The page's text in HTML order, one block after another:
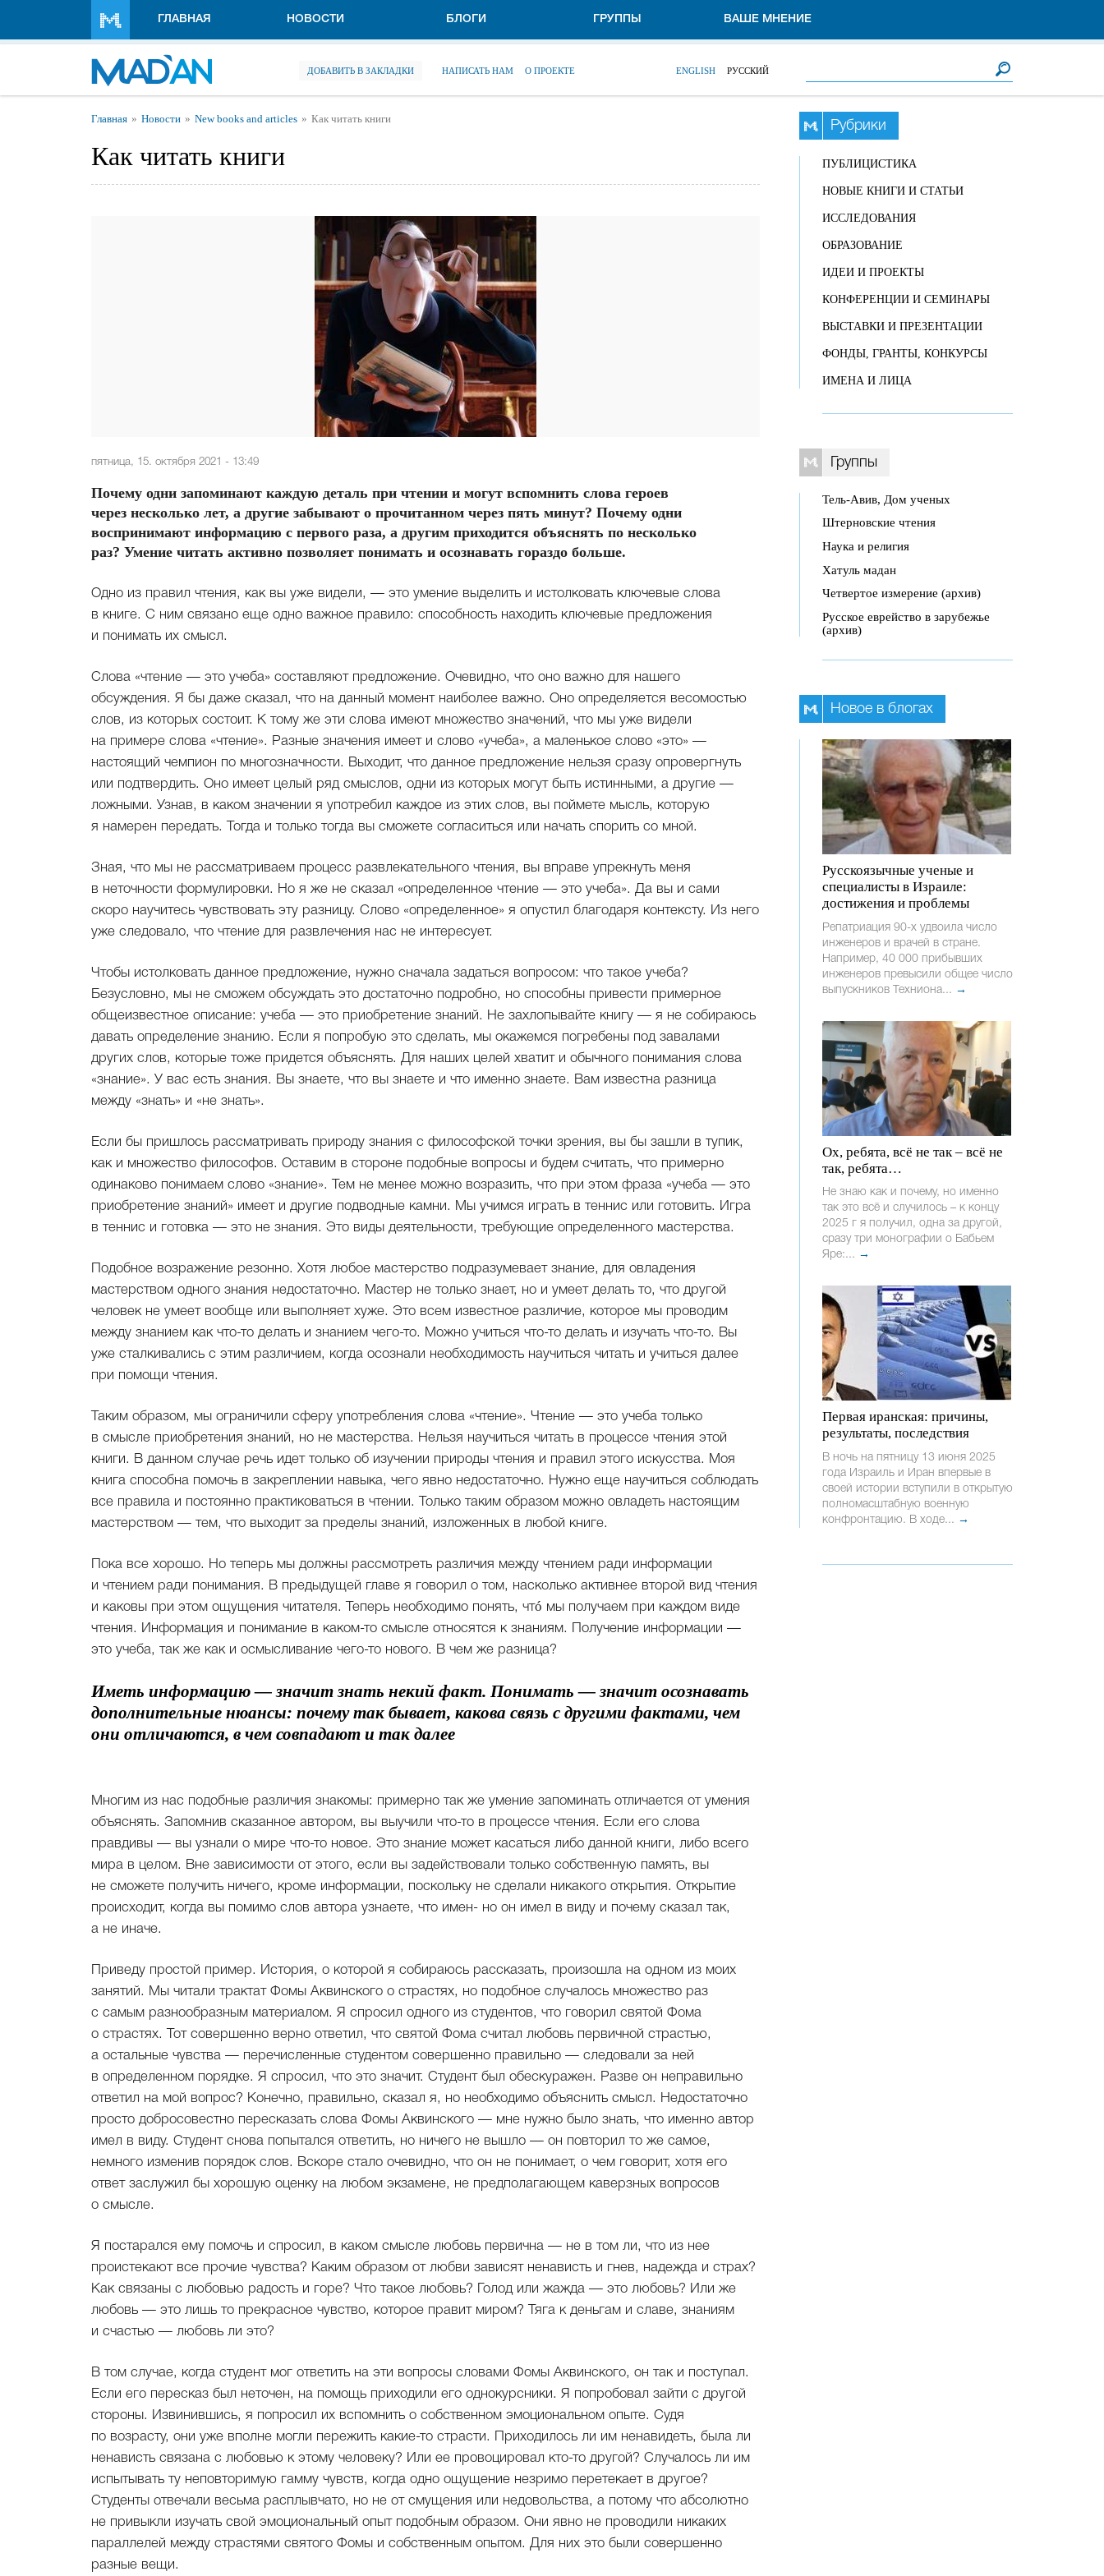
ГЛАВНАЯ НОВОСТИ БЛОГИ ГРУППЫ ВАШЕ МНЕНИЕ
ДОБАВИТЬ В ЗАКЛАДКИ НАПИСАТЬ НАМ О ПРОЕКТЕ ENGLISH РУССКИЙ
Вы здесь
Главная Новости New books and articles Как читать книги
Как читать книги
пятница, 15. октября 2021 - 13:49
Почему одни запоминают каждую деталь при чтении и могут вспомнить слова героев
через несколько лет, а другие забывают о прочитанном через пять минут? Почему одни
воспринимают информацию с первого раза, а другим приходится объяснять по несколько
раз? Умение читать активно позволяет понимать и осознавать гораздо больше.
Одно из правил чтения, как вы уже видели, — это умение выделить и истолковать ключевые слова
в книге. С ним связано еще одно важное правило: способность находить ключевые предложения
и понимать их смысл.
Слова «чтение — это учеба» составляют предложение. Очевидно, что оно важно для нашего
обсуждения. Я бы даже сказал, что на данный момент наиболее важно. Оно определяется весомостью
слов, из которых состоит. К тому же эти слова имеют множество значений, что мы уже видели
на примере слова «чтение». Разные значения имеет и слово «учеба», а маленькое слово «это» —
настоящий чемпион по многозначности. Выходит, что данное предложение нельзя сразу опровергнуть
или подтвердить. Оно имеет целый ряд смыслов, одни из которых могут быть истинными, а другие —
ложными. Узнав, в каком значении я употребил каждое из этих слов, вы поймете мысль, которую
я намерен передать. Тогда и только тогда вы сможете согласиться или начать спорить со мной.
Зная, что мы не рассматриваем процесс развлекательного чтения, вы вправе упрекнуть меня
в неточности формулировки. Но я же не сказал «определенное чтение — это учеба». Да вы и сами
скоро научитесь чувствовать эту разницу. Слово «определенное» я опустил благодаря контексту. Из него
уже следовало, что чтение для развлечения нас не интересует.
Чтобы истолковать данное предложение, нужно сначала задаться вопросом: что такое учеба?
Безусловно, мы не сможем обсуждать это достаточно подробно, но способны привести примерное
общеизвестное описание: учеба — это приобретение знаний. Не захлопывайте книгу — я не собираюсь
давать определение знанию. Если я попробую это сделать, мы окажемся погребены под завалами
других слов, которые тоже придется объяснять. Для наших целей хватит и обычного понимания слова
«знание». У вас есть знания. Вы знаете, что вы знаете и чтo именно знаете. Вам известна разница
между «знать» и «не знать».
Если бы пришлось рассматривать природу знания с философской точки зрения, вы бы зашли в тупик,
как и множество философов. Оставим в стороне подобные вопросы и будем считать, что примерно
одинаково понимаем слово «знание». Тем не менее можно возразить, что при этом фраза «учеба — это
приобретение знаний» имеет и другие подводные камни. Мы учимся играть в теннис или готовить. Игра
в теннис и готовка — это не знания. Это виды деятельности, требующие определенного мастерства.
Подобное возражение резонно. Хотя любое мастерство подразумевает знание, для овладения
мастерством одного знания недостаточно. Мастер не только знает, но и умеет делать то, что другой
человек не умеет вообще или выполняет хуже. Это всем известное различие, которое мы проводим
между знанием как что-то делать и знанием чего-то. Можно учиться что-то делать и изучать что-то. Вы
уже сталкивались с этим различием, когда осознали необходимость научиться читать и учиться далее
при помощи чтения.
Таким образом, мы ограничили сферу употребления слова «чтение». Чтение — это учеба только
в смысле приобретения знаний, но не мастерства. Нельзя научиться читать в процессе чтения этой
книги. В данном случае речь идет только об изучении природы чтения и правил этого искусства. Моя
книга способна помочь в закреплении навыка, чего явно недостаточно. Нужно еще научиться соблюдать
все правила и постоянно практиковаться в чтении. Только таким образом можно овладеть настоящим
мастерством — тем, что выходит за пределы знаний, изложенных в любой книге.
Пока все хорошо. Но теперь мы должны рассмотреть различия между чтением ради информации
и чтением ради понимания. В предыдущей главе я говорил о том, насколько активнее второй вид чтения
и каковы при этом ощущения читателя. Теперь необходимо понять, чтó мы получаем при каждом виде
чтения. Информация и понимание в каком-то смысле относятся к знаниям. Получение информации —
это учеба, так же как и осмысливание чего-то нового. В чем же разница?
Иметь информацию — значит знать некий факт. Понимать — значит осознавать
дополнительные нюансы: почему так бывает, какова связь с другими фактами, чем
они отличаются, в чем совпадают и так далее
Многим из нас подобные различия знакомы: примерно так же умение запоминать отличается от умения
объяснять. Запомнив сказанное автором, вы выучили что-то в процессе чтения. Если его слова
правдивы — вы узнали о мире что-то новое. Это знание может касаться либо данной книги, либо всего
мира в целом. Вне зависимости от этого, если вы задействовали только собственную память, вы
не сможете получить ничего, кроме информации, поскольку не сделали никакого открытия. Открытие
происходит, когда вы помимо слов автора узнаете, что имен- но он имел в виду и почему сказал так,
а не иначе.
Приведу простой пример. История, о которой я собираюсь рассказать, произошла на одном из моих
занятий. Мы читали трактат Фомы Аквинского о страстях, но подобное случалось множество раз
с самым разнообразным материалом. Я спросил одного из студентов, что говорил святой Фома
о страстях. Тот совершенно верно ответил, что святой Фома считал любовь первичной страстью,
а остальные чувства — перечисленные студентом совершенно правильно — следовали за ней
в определенном порядке. Я спросил, что это значит. Студент был обескуражен. Разве он неправильно
ответил на мой вопрос? Конечно, правильно, сказал я, но необходимо объяснить смысл. Недостаточно
просто добросовестно пересказать слова Фомы Аквинского — мне нужно было знать, что именно автор
имел в виду. Студент снова попытался ответить, но ничего не вышло — он повторил то же самое,
немного изменив порядок слов. Вскоре стало очевидно, что он не понимает, о чем говорит, хотя его
ответ заслужил бы хорошую оценку на любом экзамене, не предполагающем каверзных вопросов
о смысле.
Я постарался ему помочь и спросил, в каком смысле любовь первична — не в том ли, что из нее
проистекают все прочие чувства? Каким образом от любви зависят ненависть и гнев, надежда и страх?
Как связаны с любовью радость и горе? Что такое любовь? Голод или жажда — это любовь? Или же
любовь — это лишь то прекрасное чувство, которое правит миром? Тяга к деньгам и славе, знаниям
и счастью — любовь ли это?
В том случае, когда студент мог ответить на эти вопросы словами Фомы Аквинского, он так и поступал.
Если его пересказ был неточен, на помощь приходили его однокурсники. Я попробовал зайти с другой
стороны. Извинившись, я попросил их вспомнить о собственном эмоциональном опыте. Судя
по возрасту, они уже вполне могли пережить какие-то страсти. Приходилось ли им ненавидеть, была ли
ненависть связана с любовью к этому человеку? Или ее провоцировал кто-то другой? Случалось ли им
испытывать ту неповторимую гамму чувств, когда одно ощущение незримо перетекает в другое?
Студенты отвечали весьма расплывчато, но не от смущения или недовольства, а потому что абсолютно
не привыкли изучать свой эмоциональный опыт подобным образом. Они явно не проводили никаких
параллелей между страстями святого Фомы и собственным опытом. Для них это были совершенно
разные вещи.
Рубрики
ПУБЛИЦИСТИКА
НОВЫЕ КНИГИ И СТАТЬИ
ИССЛЕДОВАНИЯ
ОБРАЗОВАНИЕ
ИДЕИ И ПРОЕКТЫ
КОНФЕРЕНЦИИ И СЕМИНАРЫ
ВЫСТАВКИ И ПРЕЗЕНТАЦИИ
ФОНДЫ, ГРАНТЫ, КОНКУРСЫ
ИМЕНА И ЛИЦА
Группы
Тель-Авив, Дом ученых
Штерновские чтения
Наука и религия
Хатуль мадан
Четвертое измерение (архив)
Русское еврейство в зарубежье
(архив)
Новое в блогах
Русскоязычные ученые и
специалисты в Израиле:
достижения и проблемы
Репатриация 90-х удвоила число
инженеров и врачей в стране.
Например, 40 000 прибывших
инженеров превысили общее число
выпускников Техниона... →
Ох, ребята, всё не так – всё не
так, ребята…
Не знаю как и почему, но именно
так это всё и случилось – к концу
2025 г я получил, одна за другой,
сразу три монографии о Бабьем
Яре:... →
Первая иранская: причины,
результаты, последствия
В ночь на пятницу 13 июня 2025
года Израиль и Иран впервые в
своей истории вступили в открытую
полномасштабную военную
конфронтацию. В ходе... →